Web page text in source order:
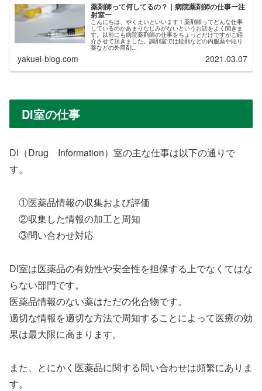
薬剤師って何してるの？｜病院薬剤師の仕事ー注
射室ー
こんにちは、やくえいといいます！薬剤師ってどんな仕事
しているのかあまりなじみがないというお話をよく聞きま
す。以前にも病院薬剤師の仕事をちょっとだけですがご紹
介させて頂きました。調剤室では錠剤などの内服薬や貼り
薬などの外用剤...
yakuei-blog.com 2021.03.07
DI室の仕事
DI（Drug Information）室の主な仕事は以下の通りで
す。
①医薬品情報の収集および評価
②収集した情報の加工と周知
③問い合わせ対応
DI室は医薬品の有効性や安全性を担保する上でなくてはな
らない部門です。
医薬品情報のない薬はただの化合物です。
適切な情報を適切な方法で周知することによって医療の効
果は最大限に高まります。
また、とにかく医薬品に関する問い合わせは頻繁にありま
す。